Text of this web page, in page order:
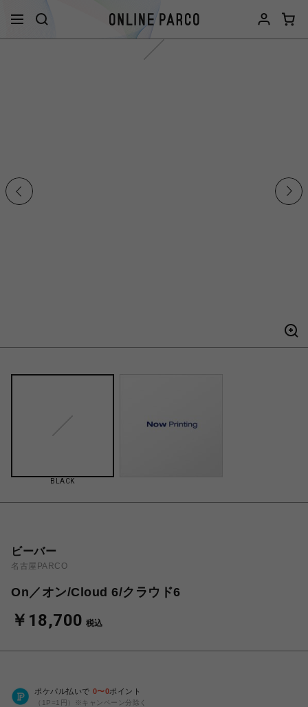
BLACK
ビーバー
名古屋PARCO
On／オン/Cloud 6/クラウド6
￥18,700 税込
ポケパル払いで 0〜0ポイント
（1P=1円）※キャンペーン分除く